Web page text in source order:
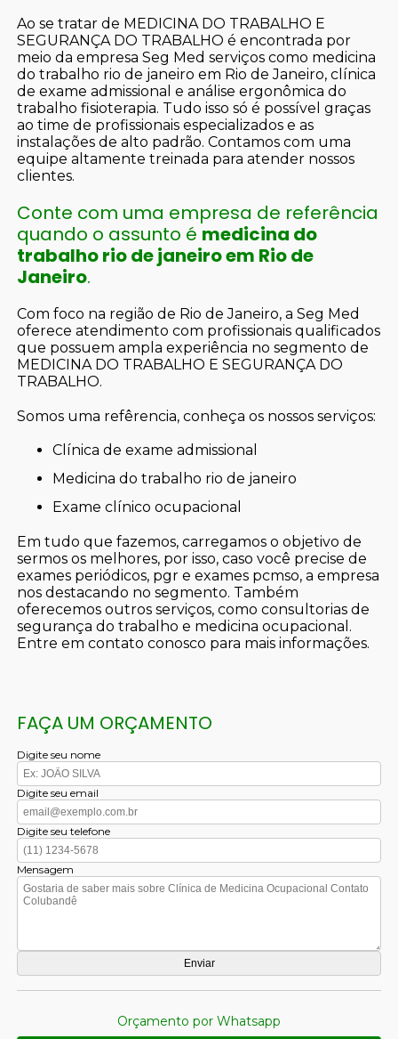
Ao se tratar de MEDICINA DO TRABALHO E
SEGURANÇA DO TRABALHO é encontrada por
meio da empresa Seg Med serviços como medicina
do trabalho rio de janeiro em Rio de Janeiro, clínica
de exame admissional e análise ergonômica do
trabalho fisioterapia. Tudo isso só é possível graças
ao time de profissionais especializados e as
instalações de alto padrão. Contamos com uma
equipe altamente treinada para atender nossos
clientes.
Conte com uma empresa de referência
quando o assunto é medicina do
trabalho rio de janeiro em Rio de
Janeiro.
Com foco na região de Rio de Janeiro, a Seg Med
oferece atendimento com profissionais qualificados
que possuem ampla experiência no segmento de
MEDICINA DO TRABALHO E SEGURANÇA DO
TRABALHO.
Somos uma refêrencia, conheça os nossos serviços:
clínica de exame admissional
medicina do trabalho rio de janeiro
exame clínico ocupacional
Em tudo que fazemos, carregamos o objetivo de
sermos os melhores, por isso, caso você precise de
exames periódicos, pgr e exames pcmso, a empresa
nos destacando no segmento. Também
oferecemos outros serviços, como consultorias de
segurança do trabalho e medicina ocupacional.
Entre em contato conosco para mais informações.
FAÇA UM ORÇAMENTO
Digite seu nome
Digite seu email
Digite seu telefone
Mensagem
Orçamento por Whatsapp